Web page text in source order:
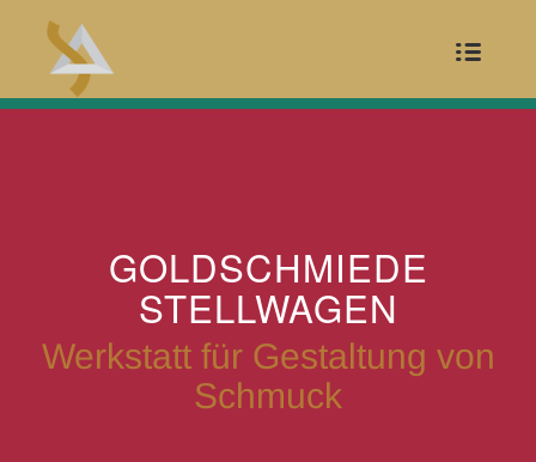
GOLDSCHMIEDE
STELLWAGEN
Werkstatt für Gestaltung von
Schmuck